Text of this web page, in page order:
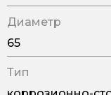
Диаметр
65
Тип